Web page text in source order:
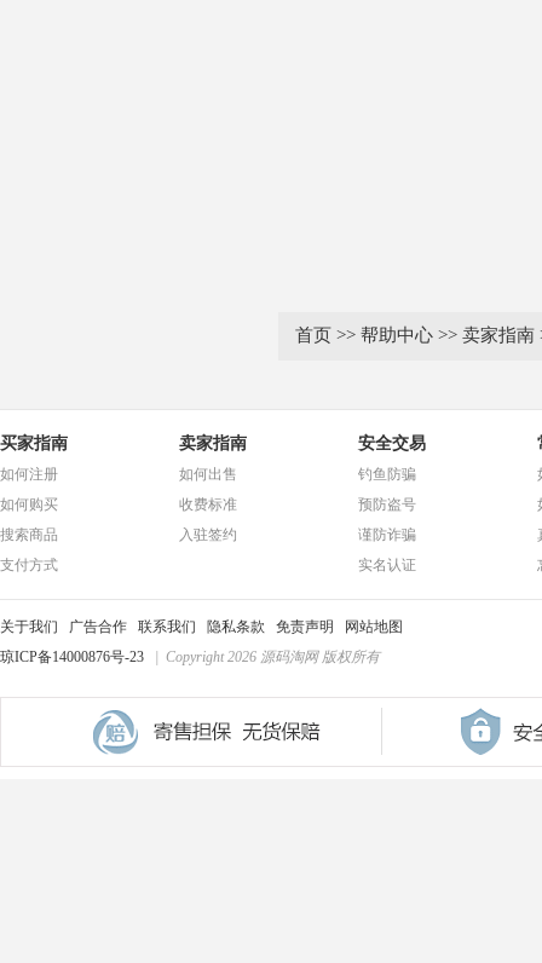
首页 >> 帮助中心 >> 卖家指南
买家指南
如何注册
如何购买
搜索商品
支付方式
卖家指南
如何出售
收费标准
入驻签约
安全交易
钓鱼防骗
预防盗号
谨防诈骗
实名认证
关于我们 广告合作 联系我们 隐私条款 免责声明
网站地图
琼ICP备14000876号-23
| Copyright 2026 源码淘网 版权所有